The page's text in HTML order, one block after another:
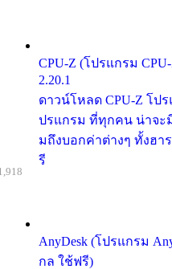
CPU-Z (โปรแกรม
2.20.1
ดาวน์โหลด CPU-Z โป
ปรแกรม ที่ทุกคน น่าจะมี
มถึงบอกค่าต่างๆ ทั้งฮา
รี
AnyDesk (โปรแกรม
กล ใช้ฟรี)